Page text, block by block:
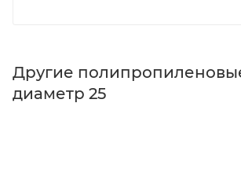
Другие
диаметр 25